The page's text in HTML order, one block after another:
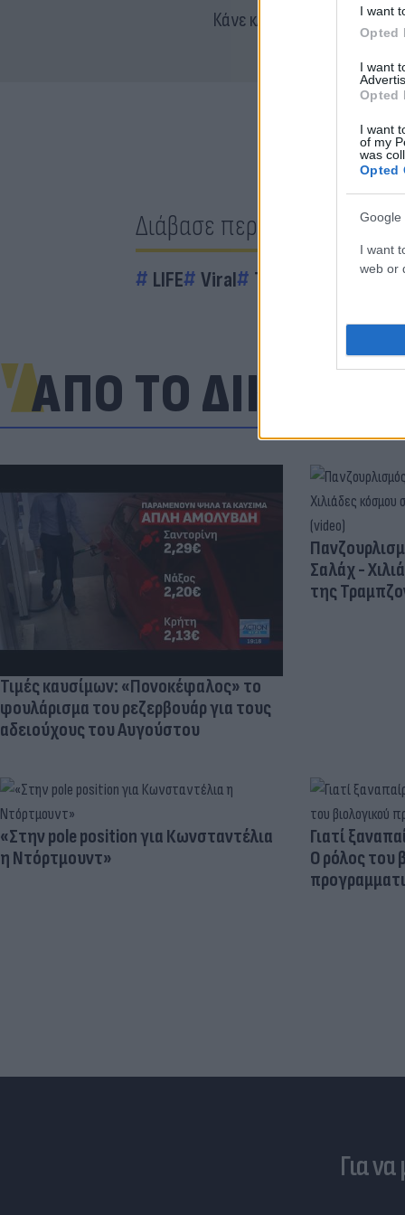
I want
Opted
I want
Opted
I want
of my
was
Opted
Google
I want
web or
Κάνε κλικ και δες
Διάβασε περισσότερα
LIFE Viral ΤικΤοκ Social
ΑΠΟ ΤΟ ΔΙΚΤΥΟ
Τιμές καυσίμων: «Πονοκέφαλος» το
φουλάρισμα του ρεζερβουάρ για τους
αδειούχους του Αυγούστου
Σαλάχ -
της
«Στην pole position για Κωνσταντέλια
η Ντόρτμουντ»
Γιατί
Ο ρόλος του
Για